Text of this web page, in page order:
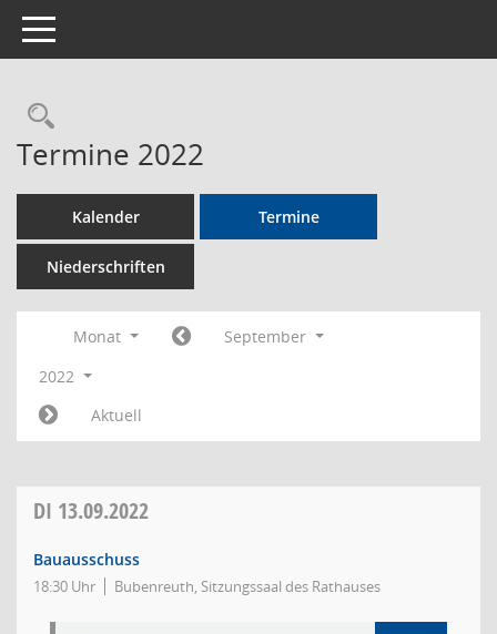
Toggle navigation
Rechercheauswahl
Termine 2022
Kalender Termine
Niederschriften
Monat
September
2022
Aktuell
DI 13.09.2022
Bauausschuss
18:30 Uhr Bubenreuth, Sitzungssaal des Rathauses